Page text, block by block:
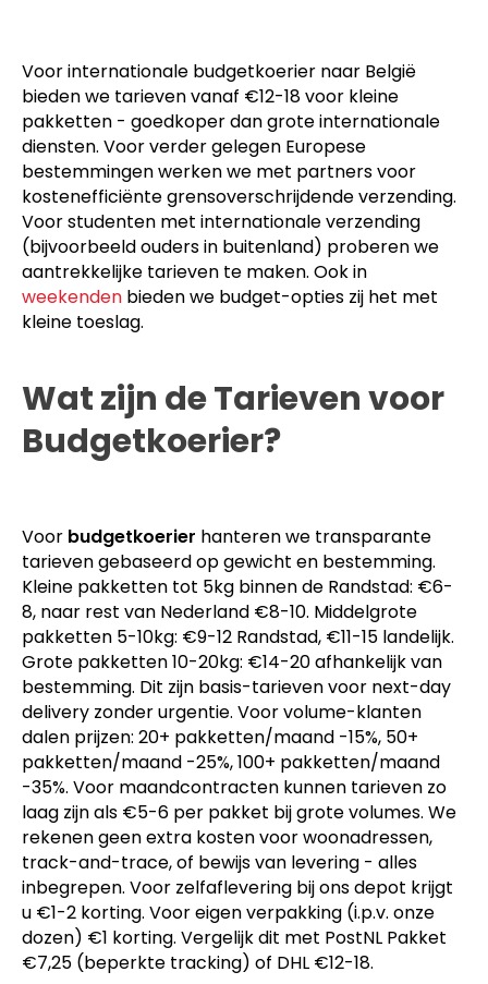
Voor internationale budgetkoerier naar België
bieden we tarieven vanaf €12-18 voor kleine
pakketten - goedkoper dan grote internationale
diensten. Voor verder gelegen Europese
bestemmingen werken we met partners voor
kostenefficiënte grensoverschrijdende verzending.
Voor studenten met internationale verzending
(bijvoorbeeld ouders in buitenland) proberen we
aantrekkelijke tarieven te maken. Ook in
weekenden bieden we budget-opties zij het met
kleine toeslag.
Wat zijn de Tarieven voor
Budgetkoerier?
Voor budgetkoerier hanteren we transparante
tarieven gebaseerd op gewicht en bestemming.
Kleine pakketten tot 5kg binnen de Randstad: €6-
8, naar rest van Nederland €8-10. Middelgrote
pakketten 5-10kg: €9-12 Randstad, €11-15 landelijk.
Grote pakketten 10-20kg: €14-20 afhankelijk van
bestemming. Dit zijn basis-tarieven voor next-day
delivery zonder urgentie. Voor volume-klanten
dalen prijzen: 20+ pakketten/maand -15%, 50+
pakketten/maand -25%, 100+ pakketten/maand
-35%. Voor maandcontracten kunnen tarieven zo
laag zijn als €5-6 per pakket bij grote volumes. We
rekenen geen extra kosten voor woonadressen,
track-and-trace, of bewijs van levering - alles
inbegrepen. Voor zelfaflevering bij ons depot krijgt
u €1-2 korting. Voor eigen verpakking (i.p.v. onze
dozen) €1 korting. Vergelijk dit met PostNL Pakket
€7,25 (beperkte tracking) of DHL €12-18.